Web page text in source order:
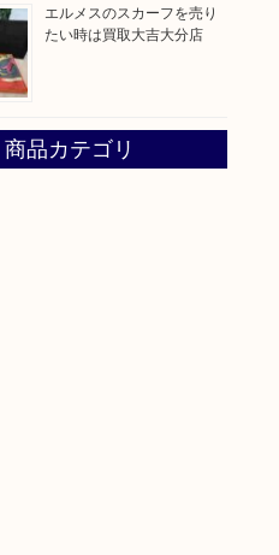
エルメスのスカーフを売り
たい時は買取大吉大分店
商品カテゴリ